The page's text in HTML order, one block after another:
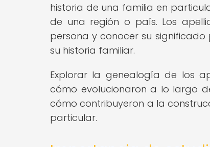
historia de una familia en
de una región o país. Los
persona y conocer su
su historia familiar.
Explorar la genealogía de los
cómo evolucionaron a lo largo
cómo contribuyeron a la
particular.